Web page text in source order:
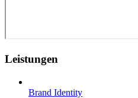
Leistungen
Brand Identity